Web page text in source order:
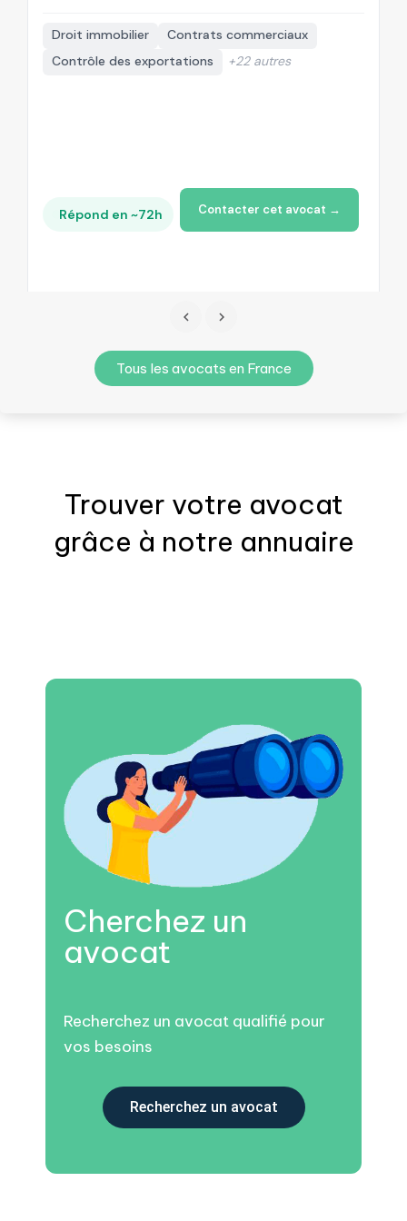
Droit immobilier
Contrats commerciaux
Contrôle des exportations
+22 autres
Répond en ~72h Contacter cet avocat →
Tous les avocats en France
Trouver votre avocat
grâce à notre annuaire
Cherchez un
avocat
Recherchez un avocat qualifié pour
vos besoins
Recherchez un avocat